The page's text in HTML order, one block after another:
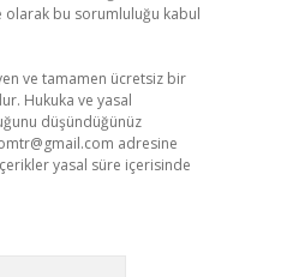
olarak bu sorumluluğu kabul
ve tamamen ücretsiz bir
Hukuka ve yasal
düşündüğünüz
adresine
yasal süre içerisinde